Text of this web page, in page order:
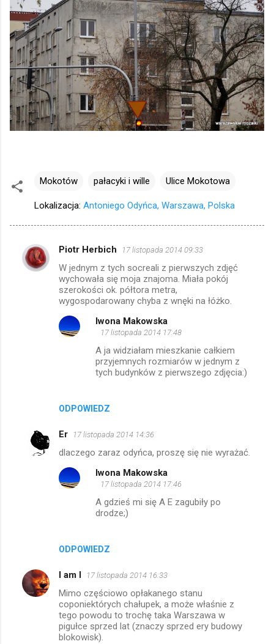
Mokotów pałacyki i wille Ulice Mokotowa
Lokalizacja: Antoniego Odyńca, Warszawa, Polska
K
Piotr Herbich 17 listopada 2014 09:33
W jednym z tych socreali z pierwszych zdjęć
wychowała się moja znajoma. Miała pokój
szerokości ok. półtora metra,
wygospodarowany chyba z wnęki na łóżko.
ODPOWIEDZ
Iwona Makowska
17 listopada 2014 17:48
A ja widziałam mieszkanie całkiem
przyjemnych rozmiarów w jednym z
tych budynków z pierwszego zdjęcia:)
Er 17 listopada 2014 14:36
dlaczego zaraz odyńca, proszę się nie wyrażać.
ODPOWIEDZ
Iwona Makowska
17 listopada 2014 17:46
A gdzieś mi się A E zagubiły po
drodze;)
I am I 17 listopada 2014 16:33
Mimo częściowo opłakanego stanu
coponiektórych chałupek, a może właśnie z
tego powodu to trochę taka Warszawa w
pigułce sprzed lat (znaczy sprzed ery budowy
blokowisk).